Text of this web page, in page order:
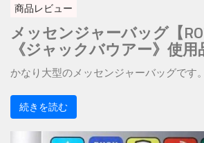
商品レビュー
メッセンジャーバッグ【
《ジャックバウアー》使用
かなり大型のメッセンジャーバッグです
続きを読む